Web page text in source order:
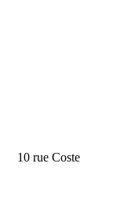
10 rue Coste